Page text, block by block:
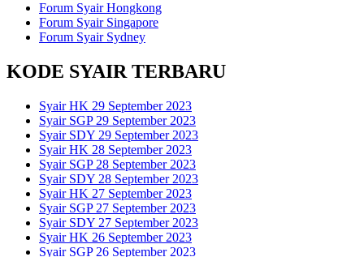
Forum Syair Hongkong
Forum Syair Singapore
Forum Syair Sydney
KODE SYAIR TERBARU
Syair HK 29 September 2023
Syair SGP 29 September 2023
Syair SDY 29 September 2023
Syair HK 28 September 2023
Syair SGP 28 September 2023
Syair SDY 28 September 2023
Syair HK 27 September 2023
Syair SGP 27 September 2023
Syair SDY 27 September 2023
Syair HK 26 September 2023
Syair SGP 26 September 2023